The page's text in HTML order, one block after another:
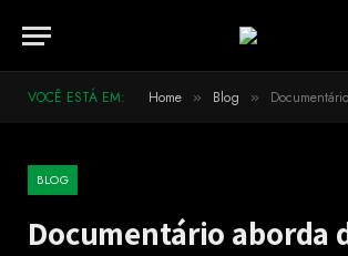
VOCÊ ESTÁ EM: Home » Blog » Documentário aborda
BLOG
Documentário aborda